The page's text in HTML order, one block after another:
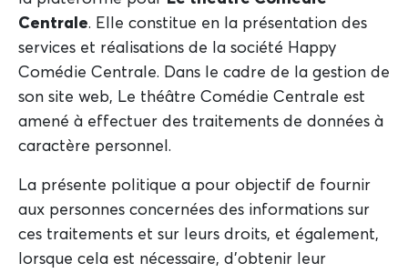
Centrale. Elle constitue en la présentation des
services et réalisations de la société Happy
Comédie Centrale. Dans le cadre de la gestion de
son site web, Le théâtre Comédie Centrale est
amené à effectuer des traitements de données à
caractère personnel.
La présente politique a pour objectif de fournir
aux personnes concernées des informations sur
ces traitements et sur leurs droits, et également,
lorsque cela est nécessaire, d'obtenir leur